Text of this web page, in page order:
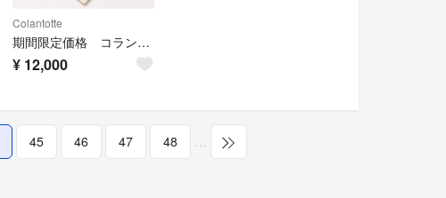
Colantotte
期間限定価格 コラントッテ TAO ネックレス スリム AURA mi
¥ 12,000
45 46 47 48